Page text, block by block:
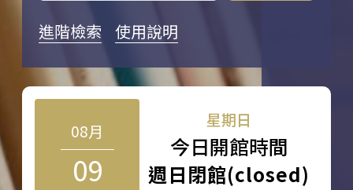
進階檢索 使用說明
08月
09
星期日
今日開館時間
週日閉館(closed)